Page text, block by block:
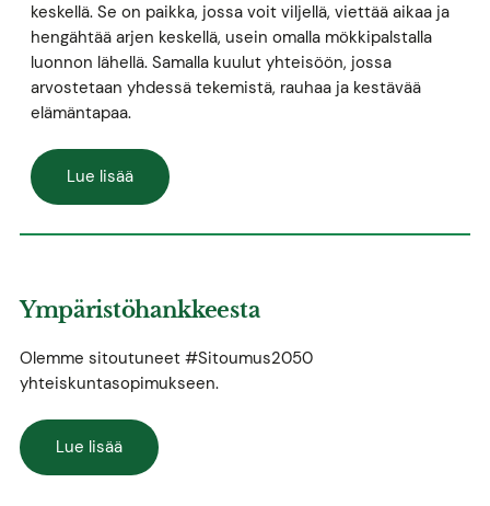
keskellä. Se on paikka, jossa voit viljellä, viettää aikaa ja
hengähtää arjen keskellä, usein omalla mökkipalstalla
luonnon lähellä. Samalla kuulut yhteisöön, jossa
arvostetaan yhdessä tekemistä, rauhaa ja kestävää
elämäntapaa.
Lue lisää
Ympäristöhankkeesta
Olemme sitoutuneet #Sitoumus2050
yhteiskuntasopimukseen.
Lue lisää